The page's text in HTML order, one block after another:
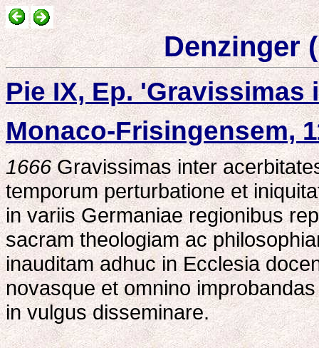
Denzinger
Pie IX, Ep.
Monaco-Frisingensem,
1666Gravissimas inter
temporum perturbatione et
in variis Germaniae regionibus
sacram theologiam ac
inauditam adhuc in Ecclesia
novasque et omnino
in vulgus disseminare.